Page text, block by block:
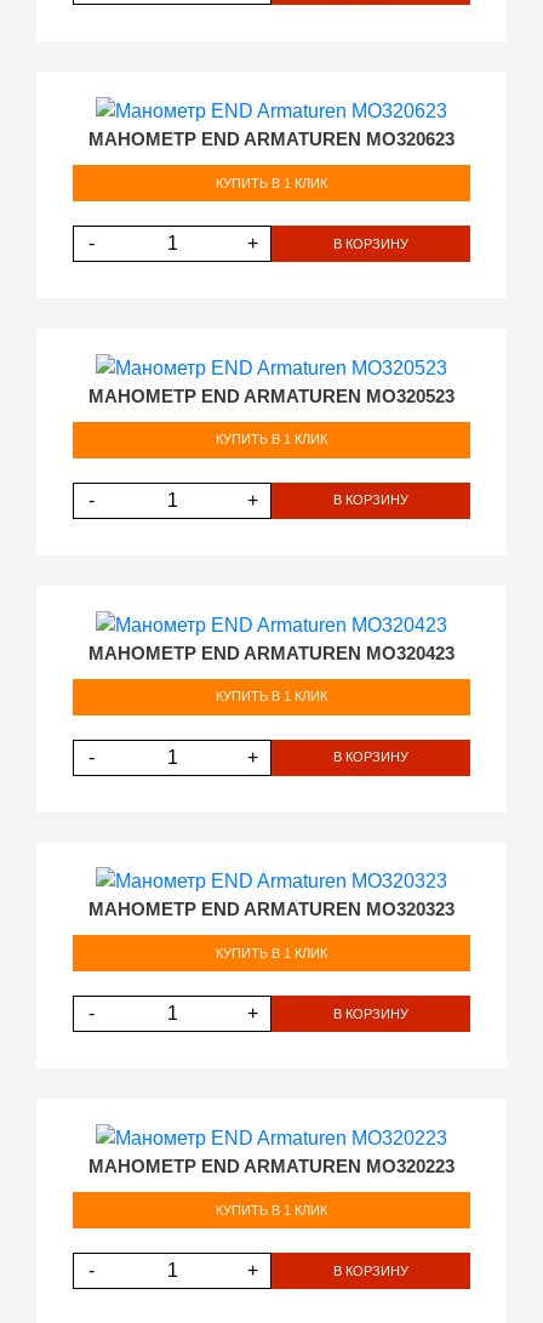
МАНОМЕТР END ARMATUREN MO320623
КУПИТЬ В 1 КЛИК
- + В КОРЗИНУ
МАНОМЕТР END ARMATUREN MO320523
КУПИТЬ В 1 КЛИК
- + В КОРЗИНУ
МАНОМЕТР END ARMATUREN MO320423
КУПИТЬ В 1 КЛИК
- + В КОРЗИНУ
МАНОМЕТР END ARMATUREN MO320323
КУПИТЬ В 1 КЛИК
- + В КОРЗИНУ
МАНОМЕТР END ARMATUREN MO320223
КУПИТЬ В 1 КЛИК
- + В КОРЗИНУ